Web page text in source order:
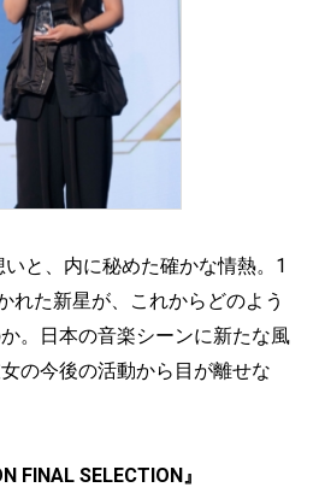
と、内に秘めた確かな情熱。1
れた新星が、これからどのよう
。日本の音楽シーンに新たな風
の今後の活動から目が離せな
FINAL SELECTION』